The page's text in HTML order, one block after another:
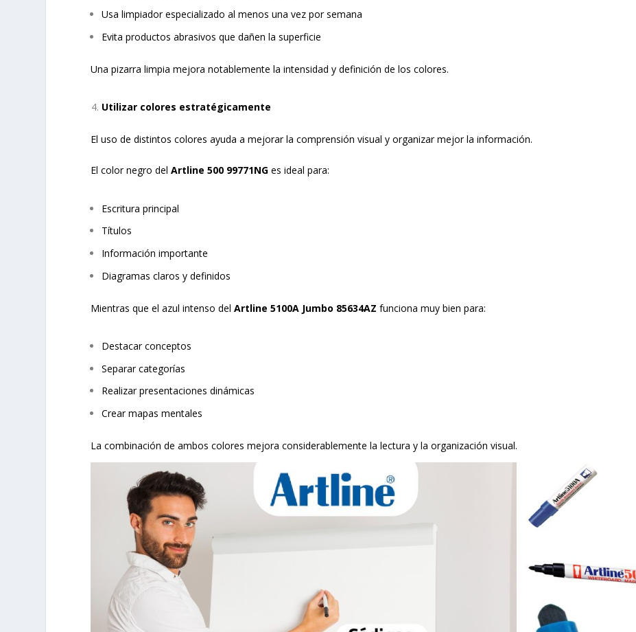
Usa limpiador especializado al menos una vez por semana
Evita productos abrasivos que dañen la superficie
Una pizarra limpia mejora notablemente la intensidad y definición de los colores.
Utilizar colores estratégicamente
El uso de distintos colores ayuda a mejorar la comprensión visual y organizar mejor la información.
El color negro del Artline 500 99771NG es ideal para:
Escritura principal
Títulos
Información importante
Diagramas claros y definidos
Mientras que el azul intenso del Artline 5100A Jumbo 85634AZ funciona muy bien para:
Destacar conceptos
Separar categorías
Realizar presentaciones dinámicas
Crear mapas mentales
La combinación de ambos colores mejora considerablemente la lectura y la organización visual.